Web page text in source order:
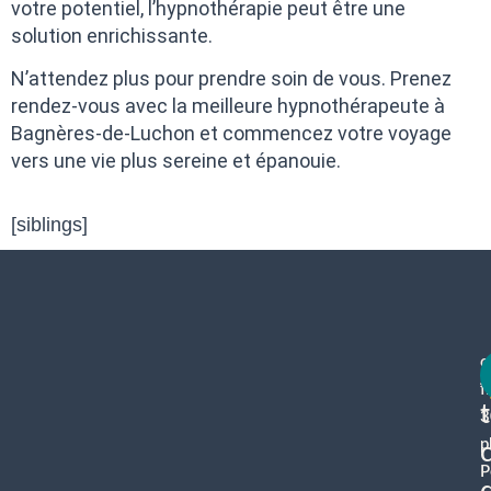
votre potentiel, l’hypnothérapie peut être une
solution enrichissante.
N’attendez plus pour prendre soin de vous. Prenez
rendez-vous avec la meilleure hypnothérapeute à
Bagnères-de-Luchon et commencez votre voyage
vers une vie plus sereine et épanouie.
[siblings]